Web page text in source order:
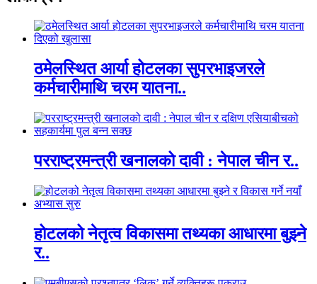
ठमेलस्थित आर्या होटलका सुपरभाइजरले
कर्मचारीमाथि चरम यातना..
परराष्ट्रमन्त्री खनालको दावी : नेपाल चीन र..
होटलको नेतृत्व विकासमा तथ्यका आधारमा बुझ्ने
र..